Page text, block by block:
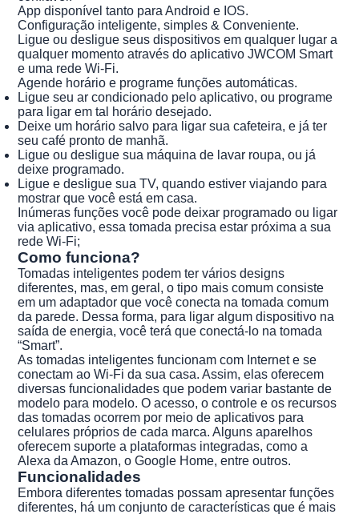
App disponível tanto para Android e IOS.
Configuração inteligente, simples & Conveniente.
Ligue ou desligue seus dispositivos em qualquer lugar a
qualquer momento através do aplicativo JWCOM Smart
e uma rede Wi-Fi.
Agende horário e programe funções automáticas.
Ligue seu ar condicionado pelo aplicativo, ou programe
para ligar em tal horário desejado.
Deixe um horário salvo para ligar sua cafeteira, e já ter
seu café pronto de manhã.
Ligue ou desligue sua máquina de lavar roupa, ou já
deixe programado.
Ligue e desligue sua TV, quando estiver viajando para
mostrar que você está em casa.
Inúmeras funções você pode deixar programado ou ligar
via aplicativo, essa tomada precisa estar próxima a sua
rede Wi-Fi;
Como funciona?
Tomadas inteligentes podem ter vários designs
diferentes, mas, em geral, o tipo mais comum consiste
em um adaptador que você conecta na tomada comum
da parede. Dessa forma, para ligar algum dispositivo na
saída de energia, você terá que conectá-lo na tomada
“Smart”.
As tomadas inteligentes funcionam com Internet e se
conectam ao Wi-Fi da sua casa. Assim, elas oferecem
diversas funcionalidades que podem variar bastante de
modelo para modelo. O acesso, o controle e os recursos
das tomadas ocorrem por meio de aplicativos para
celulares próprios de cada marca. Alguns aparelhos
oferecem suporte a plataformas integradas, como a
Alexa da Amazon, o Google Home, entre outros.
Funcionalidades
Embora diferentes tomadas possam apresentar funções
diferentes, há um conjunto de características que é mais